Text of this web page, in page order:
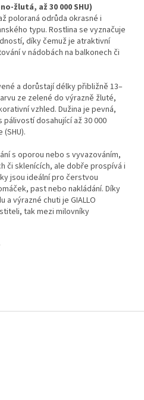
žlutá, až 30 000 SHU)
poloraná odrůda okrasné i
typu. Rostlina se vyznačuje
díky čemuž je atraktivní
v nádobách na balkonech či
a dorůstají délky přibližně 13–
ze zelené do výrazně žluté,
vzhled. Dužina je pevná,
dosahující až 30 000
s oporou nebo s vyvazováním,
či sklenících, ale dobře prospívá i
jsou ideální pro čerstvou
past nebo nakládání. Díky
výrazné chuti je GIALLO
tak mezi milovníky